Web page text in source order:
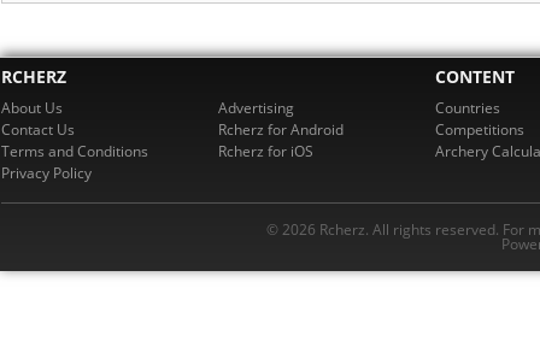
RCHERZ
About Us
Contact Us
Terms and Conditions
Privacy Policy
Advertising
Rcherz for Android
Rcherz for iOS
CONTENT
Countries
Competitions
Archery
© 2026 Rcherz. All rights reserved. For